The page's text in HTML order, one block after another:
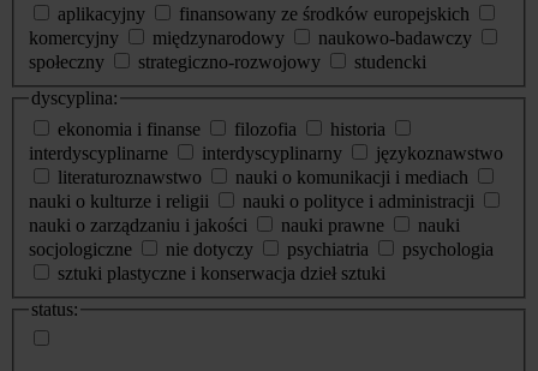
aplikacyjny
finansowany ze środków europejskich
komercyjny
międzynarodowy
naukowo-badawczy
społeczny
strategiczno-rozwojowy
studencki
dyscyplina:
ekonomia i finanse
filozofia
historia
interdyscyplinarne
interdyscyplinarny
językoznawstwo
literaturoznawstwo
nauki o komunikacji i mediach
nauki o kulturze i religii
nauki o polityce i administracji
nauki o zarządzaniu i jakości
nauki prawne
nauki
socjologiczne
nie dotyczy psychiatria
psychologia
sztuki plastyczne i konserwacja dzieł sztuki
status: